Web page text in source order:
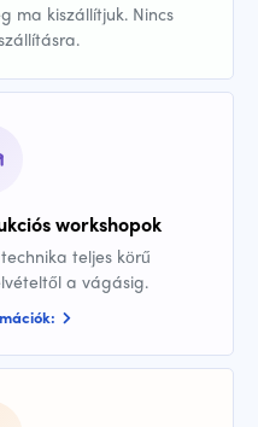
ma kiszállítjuk. Nincs
workshopok
teljes körű
a vágásig.